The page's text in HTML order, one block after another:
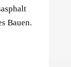
Bauen.